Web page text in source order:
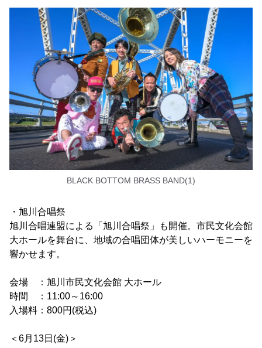
BLACK BOTTOM BRASS BAND(1)
・旭川合唱祭
旭川合唱連盟による「旭川合唱祭」も開催。市民文化会館
大ホールを舞台に、地域の合唱団体が美しいハーモニーを
響かせます。
会場 ：旭川市民文化会館 大ホール
時間 ：11:00～16:00
入場料：800円(税込)
＜6月13日(金)＞